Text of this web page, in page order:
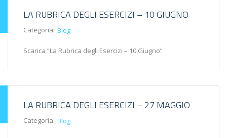
LA RUBRICA DEGLI ESERCIZI – 10 GIUGNO
Categoria: Blog
Scarica “La Rubrica degli Esercizi – 10 Giugno”
LA RUBRICA DEGLI ESERCIZI – 27 MAGGIO
Categoria: Blog